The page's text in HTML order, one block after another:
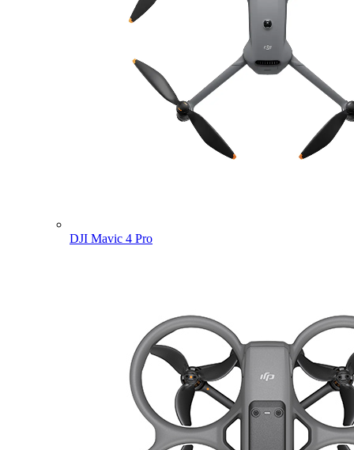
DJI Mavic 4 Pro